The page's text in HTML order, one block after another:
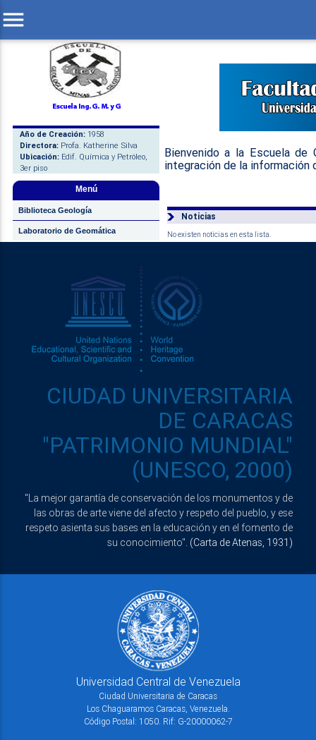
menu
Año de Creación: 1958
Directora: Profa. Katherine Silva
Ubicación: Edif. Química y Petróleo,
3er piso
Menú
Biblioteca Geología
Laboratorio de Geomática
Bienvenido a la Escuela
integración de la información
Noticias
No existen noticias en esta lista.
CIUDAD UNIVERSITARIA
DE CARACAS
"PATRIMONIO MUNDIAL"
(UNESCO, 2000)
"La mejor garantía de conservación de los monumentos y de
las obras de arte viene del afecto y respeto del pueblo, y ese
respeto asienta sus bases en la educación y en el fomento de
su conocimiento". (Carta de Atenas, 1931)
Universidad Central de Venezuela
Ciudad Universitaria de Caracas
Los Chaguaramos Caracas, Venezuela.
Código Postal: 1050. Rif: G-20000062-7